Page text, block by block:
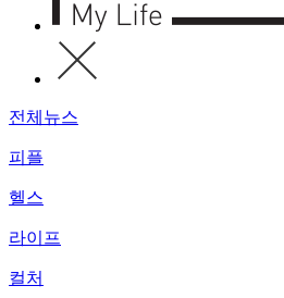
전체뉴스
피플
헬스
라이프
컬처